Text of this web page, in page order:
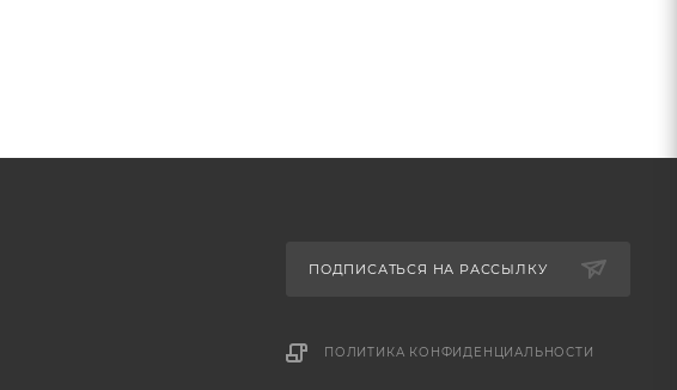
ПОДПИСАТЬСЯ НА РАССЫЛКУ
ПОЛИТИКА КОНФИДЕНЦИАЛЬНОСТИ